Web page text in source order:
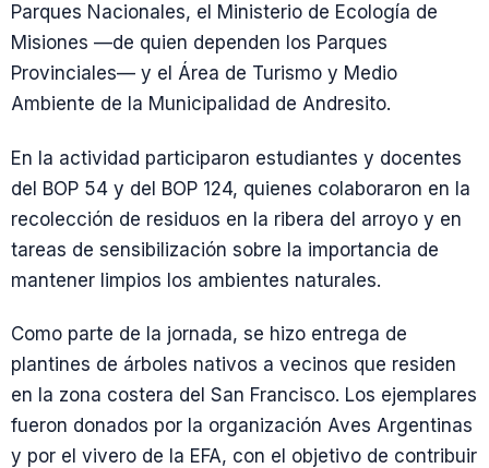
Parques Nacionales, el Ministerio de Ecología de
Misiones —de quien dependen los Parques
Provinciales— y el Área de Turismo y Medio
Ambiente de la Municipalidad de Andresito.
En la actividad participaron estudiantes y docentes
del BOP 54 y del BOP 124, quienes colaboraron en la
recolección de residuos en la ribera del arroyo y en
tareas de sensibilización sobre la importancia de
mantener limpios los ambientes naturales.
Como parte de la jornada, se hizo entrega de
plantines de árboles nativos a vecinos que residen
en la zona costera del San Francisco. Los ejemplares
fueron donados por la organización Aves Argentinas
y por el vivero de la EFA, con el objetivo de contribuir